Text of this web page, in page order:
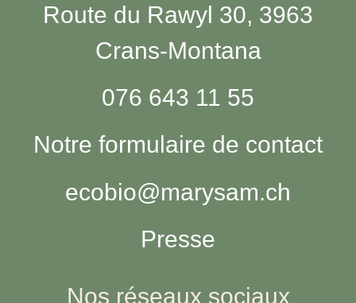
Route du Rawyl 30, 3963
Crans-Montana
076 643 11 55
Notre formulaire de contact
ecobio@marysam.ch
Presse
Nos réseaux sociaux